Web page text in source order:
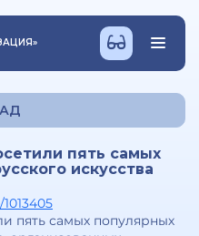
»
пять самых
искусства
пять самых популярных